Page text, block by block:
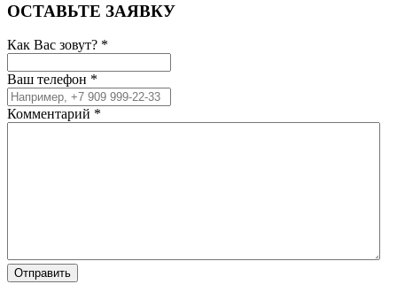
ОСТАВЬТЕ ЗАЯВКУ
Как Вас зовут? *
Ваш телефон *
Комментарий *